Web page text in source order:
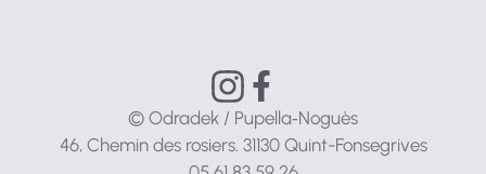
© Odradek / Pupella‑Noguès
46, Chemin des rosiers. 31130 Quint-Fonsegrives